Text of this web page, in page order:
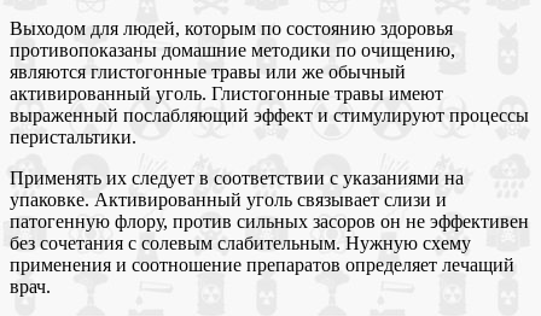
Выходом для людей, которым по состоянию здоровья
противопоказаны домашние методики по очищению,
являются глистогонные травы или же обычный
активированный уголь. Глистогонные травы имеют
выраженный послабляющий эффект и стимулируют процессы
перистальтики.
Применять их следует в соответствии с указаниями на
упаковке. Активированный уголь связывает слизи и
патогенную флору, против сильных засоров он не эффективен
без сочетания с солевым слабительным. Нужную схему
применения и соотношение препаратов определяет лечащий
врач.